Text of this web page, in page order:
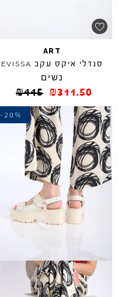
ART
סנדלי איקס עקב EVISSA
נשים
₪445 ₪311.50
-20%